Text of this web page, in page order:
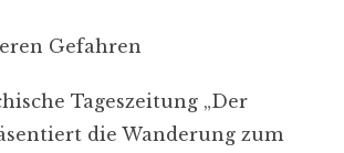
Gefahren
Tageszeitung „Der
die Wanderung zum